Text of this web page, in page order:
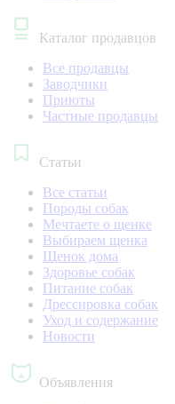
Каталог продавцов
Все продавцы
Заводчики
Приюты
Частные продавцы
Статьи
Все статьи
Породы собак
Мечтаете о щенке
Выбираем щенка
Щенок дома
Здоровье собак
Питание собак
Дрессировка собак
Уход и содержание
Новости
Объявления